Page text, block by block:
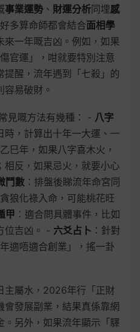
事業運勢 、 財運分析同埋感
多算命師都會結合面相學
來一年嘅吉凶。例如，如果
官運」，咁就要特別注意
提醒，流年遇到「七殺」的
易破財。
見嘅方法有幾種： - 八字
時，計算出十年一大運、一
巳年，如果八字喜木火，
相反，如果忌火，就要小心
鬥數 ：排盤後睇流年命宮同
狼化祿入命，可能桃花旺
甲 ：適合問具體事件，比如
位吉凶。 - 六爻占卜 ：針對
適唔適合創業」，搖一卦
主屬水，2026年行「正財
會發展副業，結果真係靠網
。另外，如果流年顯示「驛